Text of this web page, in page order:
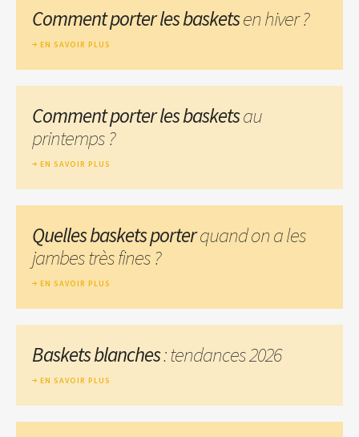
Comment porter les basketsen hiver ?
EN SAVOIR PLUS
Comment porter les basketsau
printemps ?
EN SAVOIR PLUS
Quelles baskets porterquand on a les
jambes très fines ?
EN SAVOIR PLUS
Baskets blanches: tendances 2026
EN SAVOIR PLUS